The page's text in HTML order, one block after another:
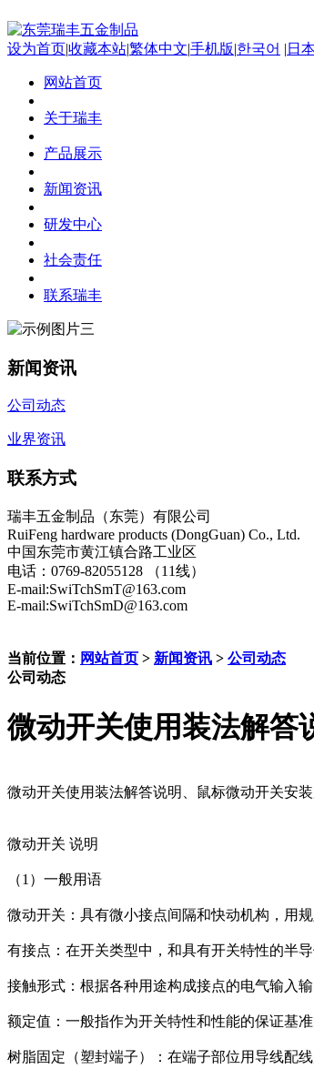
设为首页|收藏本站|繁体中文|手机版|한국어 | 日
网站首页
关于瑞丰
产品展示
新闻资讯
研发中心
社会责任
联系瑞丰
新闻资讯
公司动态
业界资讯
联系方式
瑞丰五金制品（东莞）有限公司
RuiFeng hardware products (DongGuan) Co., Ltd.
中国东莞市黄江镇合路工业区
电话：0769-82055128 （11线）
E-mail:SwiTchSmT@163.com
E-mail:SwiTchSmD@163.com
当前位置： 网站首页 > 新闻资讯 > 公司动态
公司动态
微动开关使用装法解答
微动开关使用装法解答说明、鼠标微动开关安
微动开关 说明
（1）一般用语
微动开关：具有微小接点间隔和快动机构，用
有接点：在开关类型中，和具有开关特性的半
接触形式：根据各种用途构成接点的电气输入
额定值：一般指作为开关特性和性能的保证基
树脂固定（塑封端子）：在端子部位用导线配